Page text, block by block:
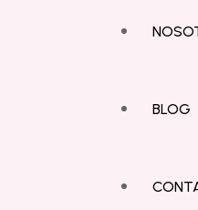
BLOG